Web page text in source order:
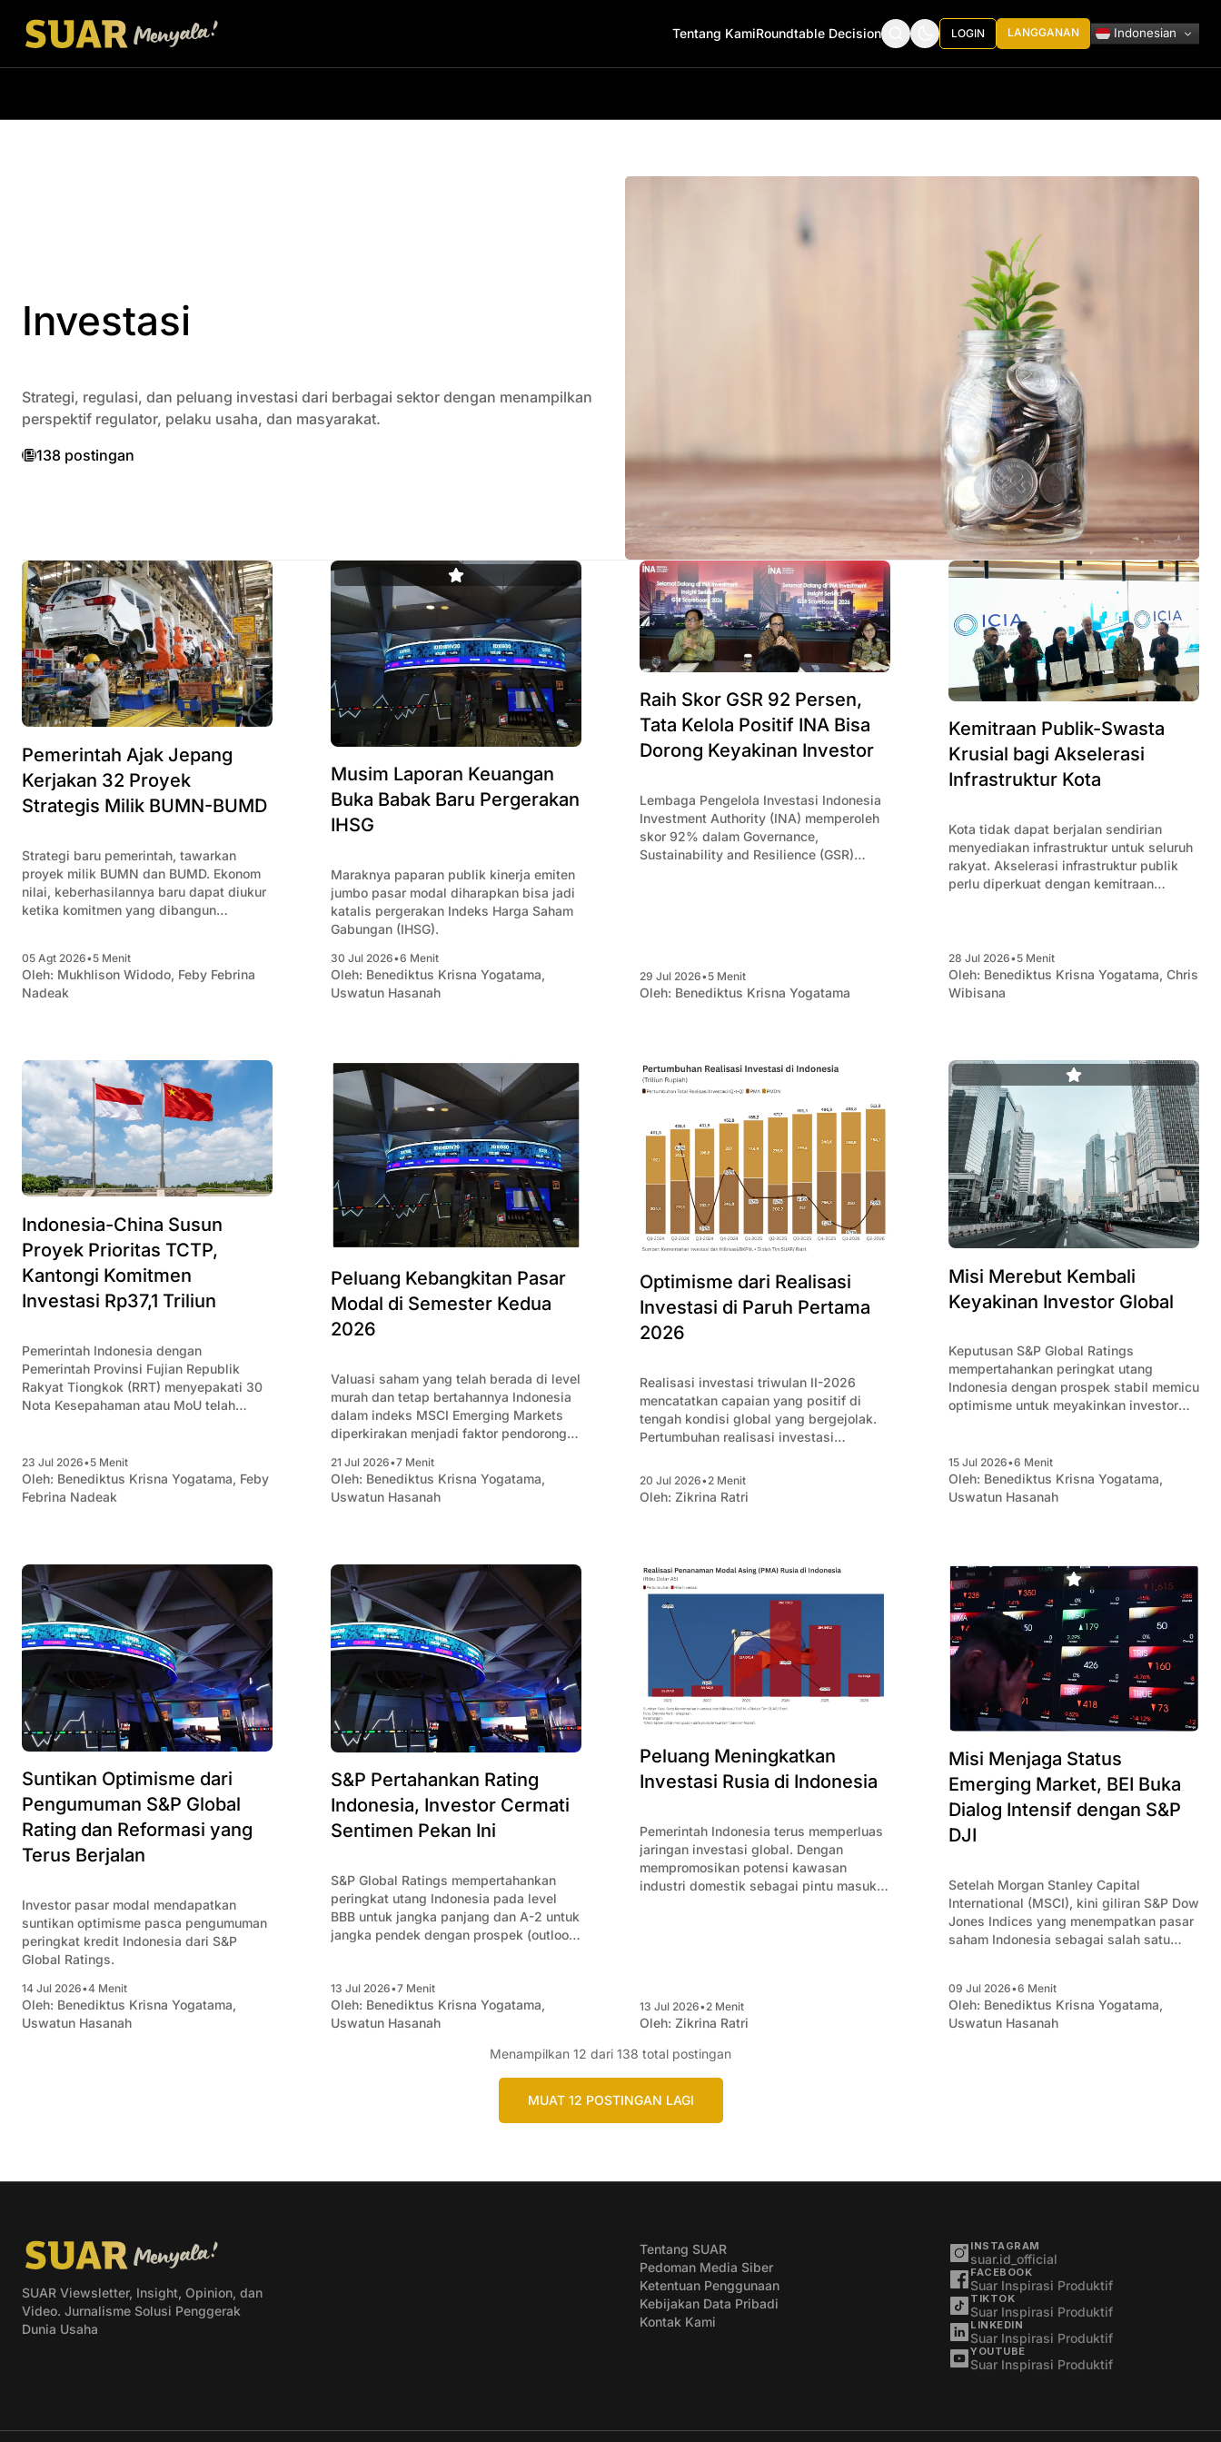
Tentang KamiRoundtable Decision LOGIN LANGGANAN Indonesian
Investasi
Strategi, regulasi, dan peluang investasi dari berbagai sektor dengan menampilkan
perspektif regulator, pelaku usaha, dan masyarakat.
138 postingan
Pemerintah Ajak Jepang
Kerjakan 32 Proyek
Strategis Milik BUMN-BUMD
Strategi baru pemerintah, tawarkan
proyek milik BUMN dan BUMD. Ekonom
nilai, keberhasilannya baru dapat diukur
ketika komitmen yang dibangun
05 Agt 2026•5 Menit
Oleh: Mukhlison Widodo, Feby Febrina
Nadeak
‎Musim Laporan Keuangan
Buka Babak Baru Pergerakan
IHSG
Maraknya paparan publik kinerja emiten
jumbo pasar modal diharapkan bisa jadi
katalis pergerakan Indeks Harga Saham
Gabungan (IHSG).
30 Jul 2026•6 Menit
Oleh: Benediktus Krisna Yogatama,
Uswatun Hasanah
Raih Skor GSR 92 Persen,
Tata Kelola Positif INA Bisa
Dorong Keyakinan Investor
Lembaga Pengelola Investasi Indonesia
Investment Authority (INA) memperoleh
skor 92% dalam Governance,
Sustainability and Resilience (GSR)
29 Jul 2026•5 Menit
Oleh: Benediktus Krisna Yogatama
Kemitraan Publik-Swasta
Krusial bagi Akselerasi
Infrastruktur Kota
Kota tidak dapat berjalan sendirian
menyediakan infrastruktur untuk seluruh
rakyat. Akselerasi infrastruktur publik
perlu diperkuat dengan kemitraan
28 Jul 2026•5 Menit
Oleh: Benediktus Krisna Yogatama, Chris
Wibisana
Indonesia-China Susun
Proyek Prioritas TCTP,
Kantongi Komitmen
Investasi Rp37,1 Triliun
Pemerintah Indonesia dengan
Pemerintah Provinsi Fujian Republik
Rakyat Tiongkok (RRT) menyepakati 30
Nota Kesepahaman atau MoU telah
triliun.
23 Jul 2026•5 Menit
Oleh: Benediktus Krisna Yogatama, Feby
Febrina Nadeak
Peluang Kebangkitan Pasar
Modal di Semester Kedua
2026
Valuasi saham yang telah berada di level
murah dan tetap bertahannya Indonesia
dalam indeks MSCI Emerging Markets
diperkirakan menjadi faktor pendorong
membawa kenaikan IHSG di semester 2-
2026.
21 Jul 2026•7 Menit
Oleh: Benediktus Krisna Yogatama,
Uswatun Hasanah
Optimisme dari Realisasi
Investasi di Paruh Pertama
2026
Realisasi investasi triwulan II-2026
mencatatkan capaian yang positif di
tengah kondisi global yang bergejolak.
Pertumbuhan realisasi investasi
memberi optimisme untuk mencapai
target selanjutnya di paruh kedua.
20 Jul 2026•2 Menit
Oleh: Zikrina Ratri
Misi Merebut Kembali
Keyakinan Investor Global
Keputusan S&P Global Ratings
mempertahankan peringkat utang
Indonesia dengan prospek stabil memicu
optimisme untuk meyakinkan investor
15 Jul 2026•6 Menit
Oleh: Benediktus Krisna Yogatama,
Uswatun Hasanah
Suntikan Optimisme dari
Pengumuman S&P Global
Rating dan Reformasi yang
Terus Berjalan
Investor pasar modal mendapatkan
suntikan optimisme pasca pengumuman
peringkat kredit Indonesia dari S&P
Global Ratings.
14 Jul 2026•4 Menit
Oleh: Benediktus Krisna Yogatama,
Uswatun Hasanah
S&P Pertahankan Rating
Indonesia, Investor Cermati
Sentimen Pekan Ini
S&P Global Ratings mempertahankan
peringkat utang Indonesia pada level
BBB untuk jangka panjang dan A-2 untuk
jangka pendek dengan prospek (outlook)
13 Jul 2026•7 Menit
Oleh: Benediktus Krisna Yogatama,
Uswatun Hasanah
Peluang Meningkatkan
Investasi Rusia di Indonesia
Pemerintah Indonesia terus memperluas
jaringan investasi global. Dengan
mempromosikan potensi kawasan
industri domestik sebagai pintu masuk
13 Jul 2026•2 Menit
Oleh: Zikrina Ratri
Misi Menjaga Status
Emerging Market, BEI Buka
Dialog Intensif dengan S&P
DJI
Setelah Morgan Stanley Capital
International (MSCI), kini giliran S&P Dow
Jones Indices yang menempatkan pasar
saham Indonesia sebagai salah satu
(frontier market).
09 Jul 2026•6 Menit
Oleh: Benediktus Krisna Yogatama,
Uswatun Hasanah
Menampilkan 12 dari 138 total postingan
MUAT 12 POSTINGAN LAGI
SUAR Viewsletter, Insight, Opinion, dan
Video. Jurnalisme Solusi Penggerak
Dunia Usaha
Tentang SUAR
Pedoman Media Siber
Ketentuan Penggunaan
Kebijakan Data Pribadi
Kontak Kami
INSTAGRAM
suar.id_official
FACEBOOK
Suar Inspirasi Produktif
TIKTOK
Suar Inspirasi Produktif
LINKEDIN
Suar Inspirasi Produktif
YOUTUBE
Suar Inspirasi Produktif